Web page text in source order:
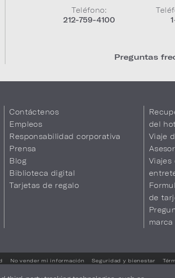
Teléfono:
212-759-4100
Preguntas
Contáctenos
Empleos
Responsabilidad corporativa
Prensa
Blog
Biblioteca digital
Tarjetas de regalo
del
Viaje
Viajes
de
marca
No vender mi información Seguridad y bienestar
Sus opciones de privacidad